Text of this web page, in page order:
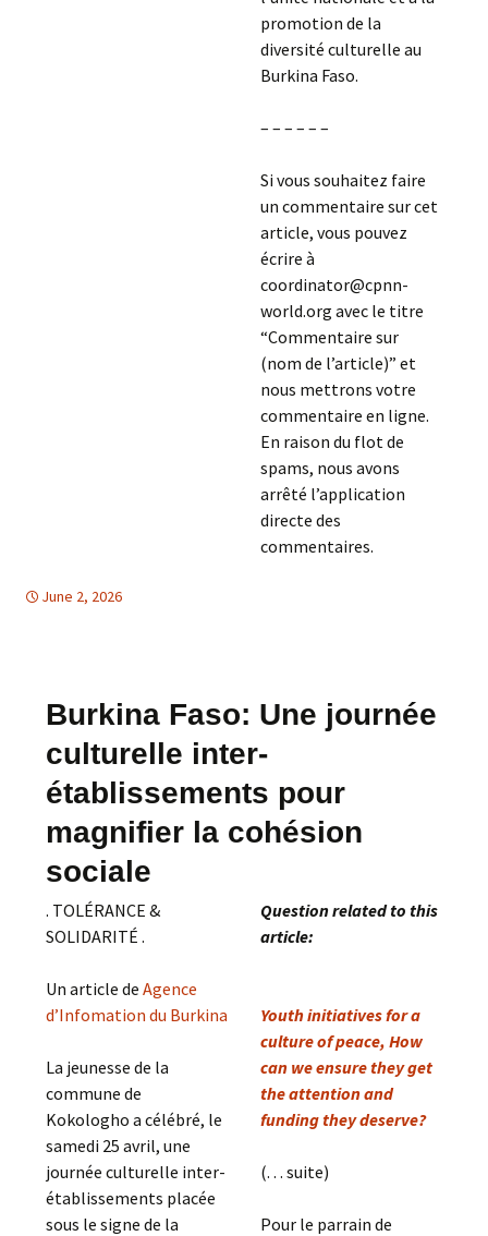
promotion de la
diversité culturelle au
Burkina Faso.
– – – – – –
Si vous souhaitez faire
un commentaire sur cet
article, vous pouvez
écrire à
coordinator@cpnn-
world.org avec le titre
“Commentaire sur
(nom de l’article)” et
nous mettrons votre
commentaire en ligne.
En raison du flot de
spams, nous avons
arrêté l’application
directe des
commentaires.
June 2, 2026
Burkina Faso: Une journée
culturelle inter-
établissements pour
magnifier la cohésion
sociale
. TOLÉRANCE &
SOLIDARITÉ .
Un article deAgence
d’Infomation du Burkina
La jeunesse de la
commune de
Kokologho a célébré, le
samedi 25 avril, une
journée culturelle inter-
établissements placée
sous le signe de la
Question related to this
article:
Youth initiatives for a
culture of peace, How
can we ensure they get
the attention and
funding they deserve?
(. . . suite)
Pour le parrain de